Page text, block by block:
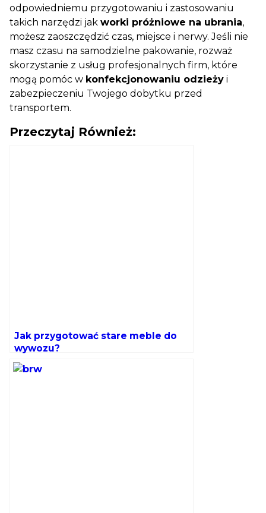
odpowiedniemu przygotowaniu i zastosowaniu
takich narzędzi jak worki próżniowe na ubrania,
możesz zaoszczędzić czas, miejsce i nerwy. Jeśli nie
masz czasu na samodzielne pakowanie, rozważ
skorzystanie z usług profesjonalnych firm, które
mogą pomóc w konfekcjonowaniu odzieży i
zabezpieczeniu Twojego dobytku przed
transportem.
Przeczytaj Również:
Jak przygotować stare meble do
wywozu?